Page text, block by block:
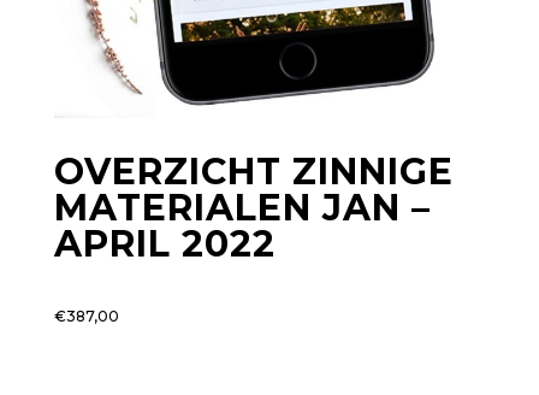
OVERZICHT ZINNIGE
MATERIALEN JAN –
APRIL 2022
€387,00